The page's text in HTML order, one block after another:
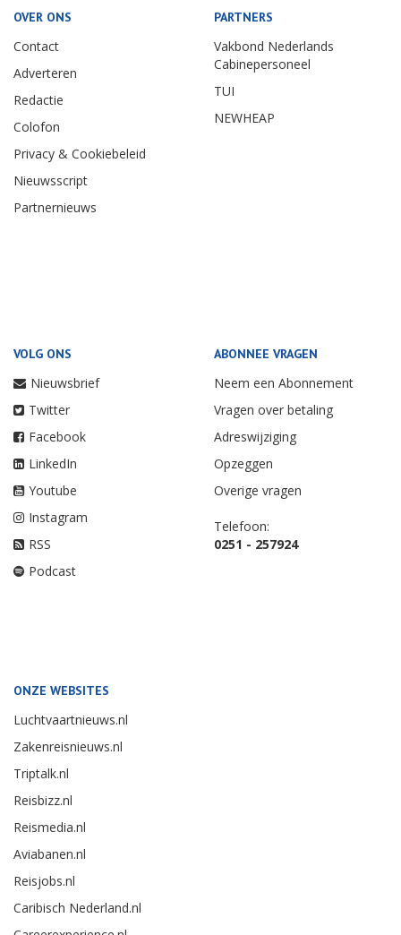
OVER ONS
Contact
Adverteren
Redactie
Colofon
Privacy & Cookiebeleid
Nieuwsscript
Partnernieuws
PARTNERS
Vakbond Nederlands
Cabinepersoneel
TUI
NEWHEAP
VOLG ONS
Nieuwsbrief
Twitter
Facebook
LinkedIn
Youtube
Instagram
RSS
Podcast
ABONNEE VRAGEN
Neem een Abonnement
Vragen over betaling
Adreswijziging
Opzeggen
Overige vragen
Telefoon:
0251 - 257924
ONZE WEBSITES
Luchtvaartnieuws.nl
Zakenreisnieuws.nl
Triptalk.nl
Reisbizz.nl
Reismedia.nl
Aviabanen.nl
Reisjobs.nl
Caribisch Nederland.nl